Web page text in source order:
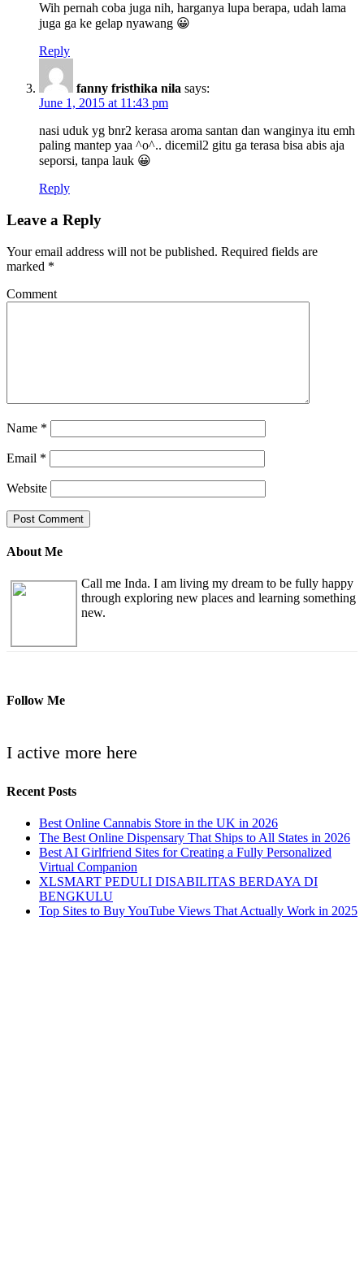
Wih pernah coba juga nih, harganya lupa berapa, udah lama
juga ga ke gelap nyawang 😀
Reply
fanny fristhika nila says:
June 1, 2015 at 11:43 pm
nasi uduk yg bnr2 kerasa aroma santan dan wanginya itu emh
paling mantep yaa ^o^.. dicemil2 gitu ga terasa bisa abis aja
seporsi, tanpa lauk 😀
Reply
Leave a Reply
Your email address will not be published. Required fields are
marked *
Comment
Name *
Email *
Website
About Me
Call me Inda. I am living my dream to be fully happy
through exploring new places and learning something
new.
Follow Me
I active more here
Recent Posts
Best Online Cannabis Store in the UK in 2026
The Best Online Dispensary That Ships to All States in 2026
Best AI Girlfriend Sites for Creating a Fully Personalized
Virtual Companion
XLSMART PEDULI DISABILITAS BERDAYA DI
BENGKULU
Top Sites to Buy YouTube Views That Actually Work in 2025